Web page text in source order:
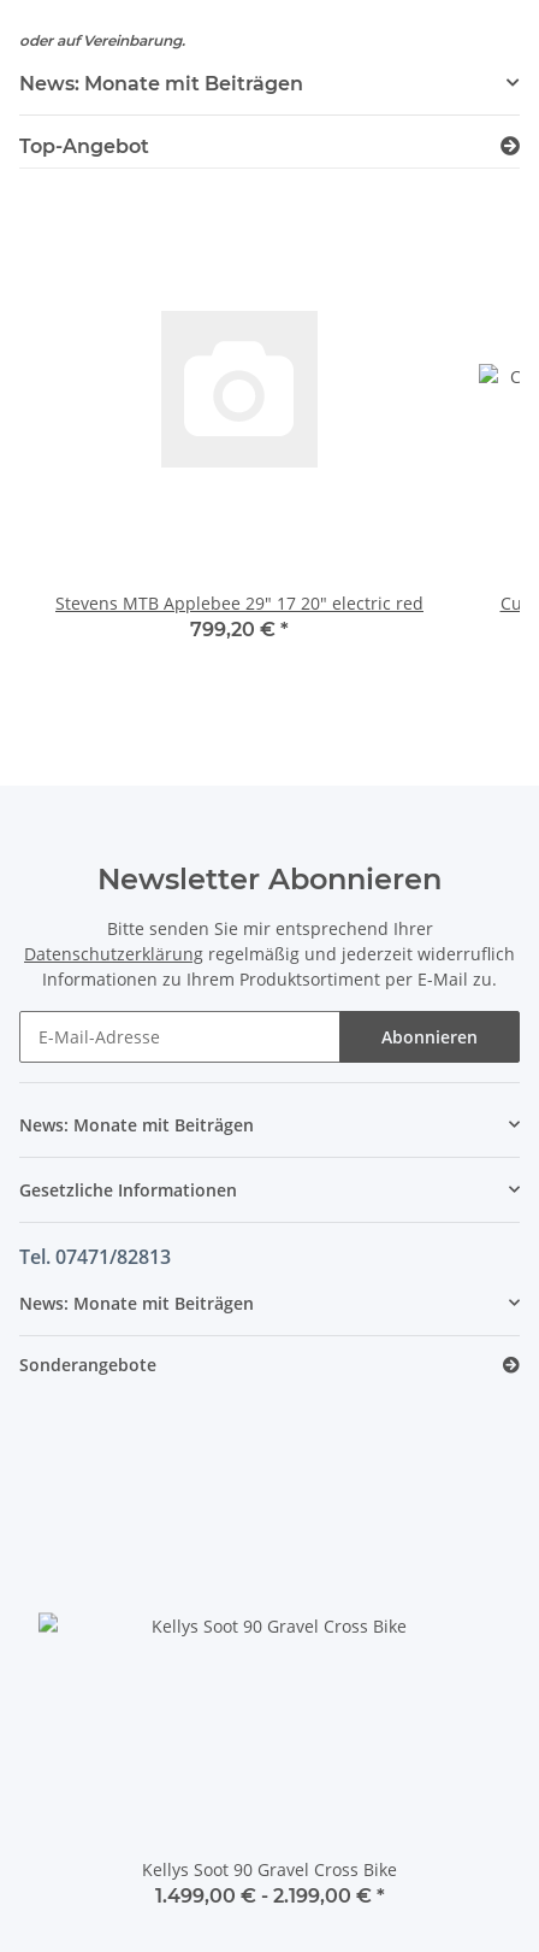
oder auf Vereinbarung.
News: Monate mit Beiträgen
Top-Angebot
Stevens MTB Applebee 29" 17 20" electric red
799,20 € *
Newsletter Abonnieren
Bitte senden Sie mir entsprechend Ihrer
Datenschutzerklärung regelmäßig und jederzeit widerruflich
Informationen zu Ihrem Produktsortiment per E-Mail zu.
Abonnieren
News: Monate mit Beiträgen
Gesetzliche Informationen
Tel. 07471/82813
News: Monate mit Beiträgen
Sonderangebote
Kellys Soot 90 Gravel Cross Bike
1.499,00 € - 2.199,00 € *